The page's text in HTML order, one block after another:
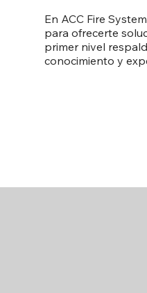
En ACC Fire
para ofrecerte
primer nivel
conocimiento y